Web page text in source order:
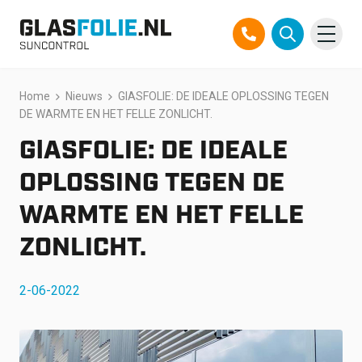
naar
inhoud
Producten
Oplossingen
Projecten
Referenties
Official Partner TEGO
FAQ
Home Nieuws
GlASFOLIE: DE IDEALE OPLOSSING TEGEN
DE WARMTE EN HET FELLE ZONLICHT.
GlASFOLIE: DE IDEALE
OPLOSSING TEGEN DE
WARMTE EN HET FELLE
ZONLICHT.
2-06-2022